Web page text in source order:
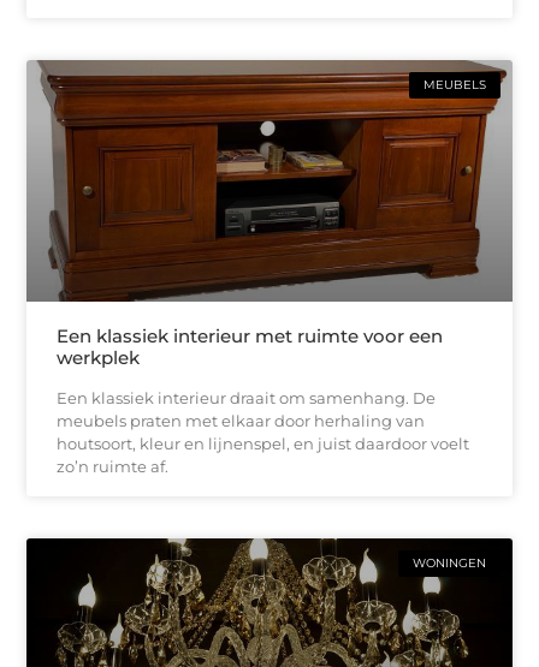
MEUBELS
Een klassiek interieur met ruimte voor een
werkplek
Een klassiek interieur draait om samenhang. De
meubels praten met elkaar door herhaling van
houtsoort, kleur en lijnenspel, en juist daardoor voelt
zo’n ruimte af.
WONINGEN